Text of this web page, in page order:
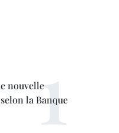
nouvelle
la Banque